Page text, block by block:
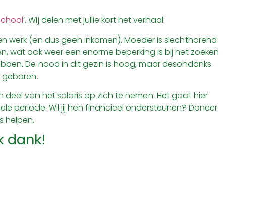
’. Wij delen met jullie kort het verhaal:
werk (en dus geen inkomen). Moeder is slechthorend
wat ook weer een enorme beperking is bij het zoeken
De nood in dit gezin is hoog, maar desondanks
van het salaris op zich te nemen. Het gaat hier
periode. Wil jij hen financieel ondersteunen? Doneer
helpen.
dank!